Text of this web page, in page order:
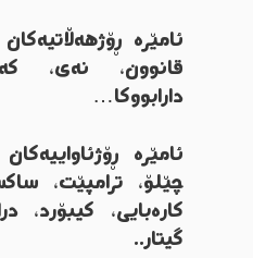
ئامێرە
قانوون، نەی،
دارابووکا…
ئامێرە
چێلۆ، ترامپێت،
کارەبایی،
گیتار..